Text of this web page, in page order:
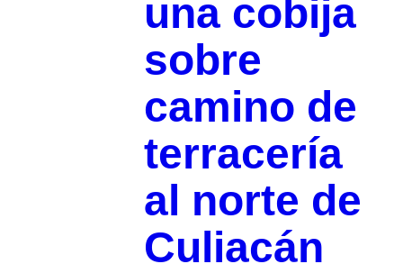
una cobija
sobre
camino de
terracería
al norte de
Culiacán